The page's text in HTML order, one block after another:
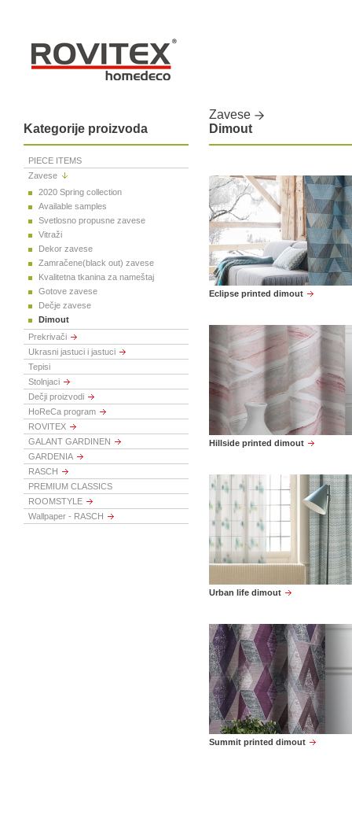
Kategorije proizvoda
PIECE ITEMS
Zavese
2020 Spring collection
Available samples
Svetlosno propusne zavese
Vitraži
Dekor zavese
Zamračene(black out) zavese
Kvalitetna tkanina za nameštaj
Gotove zavese
Dečje zavese
Dimout
Prekrivači
Ukrasni jastuci i jastuci
Tepisi
Stolnjaci
Dečji proizvodi
HoReCa program
ROVITEX
GALANT GARDINEN
GARDENIA
RASCH
PREMIUM CLASSICS
ROOMSTYLE
Wallpaper - RASCH
Zavese
Dimout
Eclipse printed dimout
Hillside printed dimout
Urban life dimout
Summit printed dimout